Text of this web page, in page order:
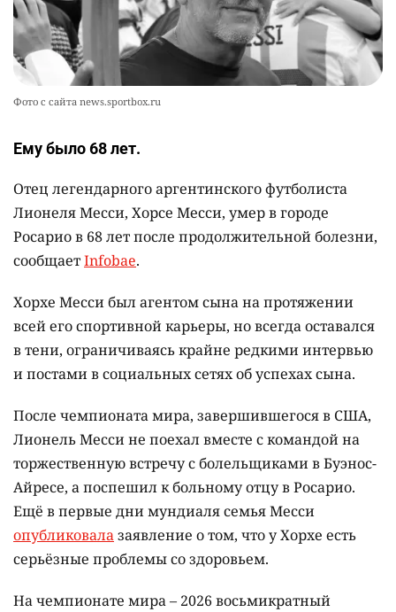
Фото с сайта news.sportbox.ru
Ему было 68 лет.
Отец легендарного аргентинского футболиста
Лионеля Месси, Хорсе Месси, умер в городе
Росарио в 68 лет после продолжительной болезни,
сообщаетInfobae.
Хорхе Месси был агентом сына на протяжении
всей его спортивной карьеры, но всегда оставался
в тени, ограничиваясь крайне редкими интервью
и постами в социальных сетях об успехах сына.
После чемпионата мира, завершившегося в США,
Лионель Месси не поехал вместе с командой на
торжественную встречу с болельщиками в Буэнос-
Айресе, а поспешил к больному отцу в Росарио.
Ещё в первые дни мундиаля семья Месси
опубликовалазаявление о том, что у Хорхе есть
серьёзные проблемы со здоровьем.
На чемпионате мира – 2026 восьмикратный